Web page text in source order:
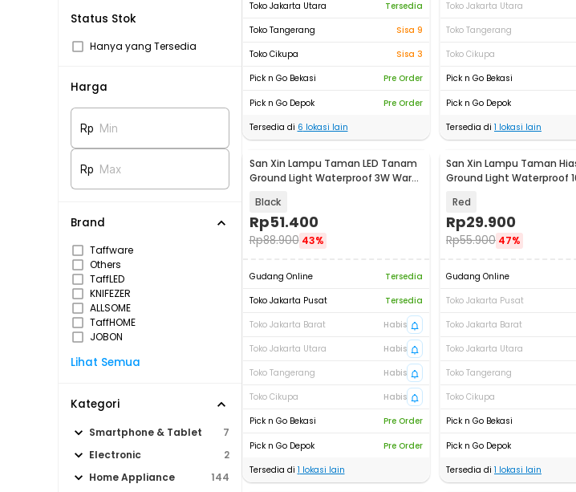
Status Stok
Hanya yang Tersedia
Harga
Rp Min
Rp Max
Brand
Taffware
Others
TaffLED
KNIFEZER
ALLSOME
TaffHOME
JOBON
Lihat Semua
Kategori
Smartphone & Tablet
7
Electronic
2
Home Appliance
144
Toko Jakarta Utara
Tersedia
Toko Tangerang
Sisa 9
Toko Cikupa
Sisa 3
Pick n Go Bekasi
Pre Order
Pick n Go Depok
Pre Order
Tersedia di 6 lokasi lain
Toko Jakarta Utara
Toko Tangerang
Toko Cikupa
Pick n Go Bekasi
Pick n Go Depok
Tersedia di 1 lokasi lain
San Xin Lampu Taman LED Tanam
Ground Light Waterproof 3W Warm
Black
Rp51.400
Rp88.900 43%
Gudang Online
Tersedia
Toko Jakarta Pusat
Tersedia
Toko Jakarta Barat
Habis
Toko Jakarta Utara
Habis
Toko Tangerang
Habis
Toko Cikupa
Habis
Pick n Go Bekasi
Pre Order
Pick n Go Depok
Pre Order
Tersedia di 1 lokasi lain
San Xin Lampu Taman
Ground Light Waterproof
Red
Rp29.900
Rp55.900 47%
Gudang Online
Toko Jakarta Pusat
Toko Jakarta Barat
Toko Jakarta Utara
Toko Tangerang
Toko Cikupa
Pick n Go Bekasi
Pick n Go Depok
Tersedia di 1 lokasi lain